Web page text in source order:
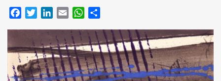
FacebookTwitterLinkedIn
Email WhatsApp